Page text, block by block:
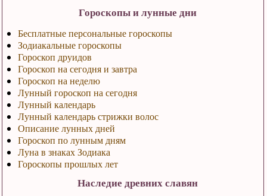
Гороскопы и лунные дни
Бесплатные персональные гороскопы
Зодиакальные гороскопы
Гороскоп друидов
Гороскоп на сегодня и завтра
Гороскоп на неделю
Лунный гороскоп на сегодня
Лунный календарь
Лунный календарь стрижки волос
Описание лунных дней
Гороскоп по лунным дням
Луна в знаках Зодиака
Гороскопы прошлых лет
Наследие древних славян